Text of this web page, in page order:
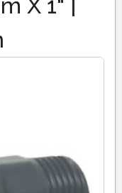
X 1“ |